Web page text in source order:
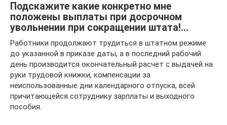
Подскажите какие конкретно мне
положены выплаты при досрочном
увольнении при сокращении штата!…
Работники продолжают трудиться в штатном режиме
до указанной в приказе даты, а в последний рабочий
день производится окончательный расчет с выдачей на
руки трудовой книжки, компенсации за
неиспользованные дни календарного отпуска, всей
причитающейся сотруднику зарплаты и выходного
пособия.